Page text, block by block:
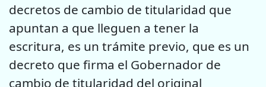
decretos de cambio de titularidad que
apuntan a que lleguen a tener la
escritura, es un trámite previo, que es un
decreto que firma el Gobernador de
cambio de titularidad del original